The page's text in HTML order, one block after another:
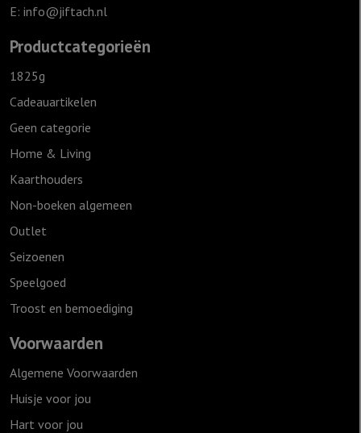
E: info@jiftach.nl
Productcategorieën
1825g
Cadeauartikelen
Geen categorie
Home & Living
Kaarthouders
Non-boeken algemeen
Outlet
Seizoenen
Speelgoed
Troost en bemoediging
Voorwaarden
Algemene Voorwaarden
Huisje voor jou
Hart voor jou